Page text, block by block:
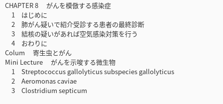
CHAPTER 8 がんを模倣する感染症
1 はじめに
2 肺がん疑いで紹介受診する患者の最終診断
3 結核の疑いがあれば空気感染対策を行う
4 おわりに
Colum 寄生虫とがん
Mini Lecture がんを示唆する微生物
1 Streptococcus gallolyticus subspecies gallolyticus
2 Aeromonas caviae
3 Clostridium septicum